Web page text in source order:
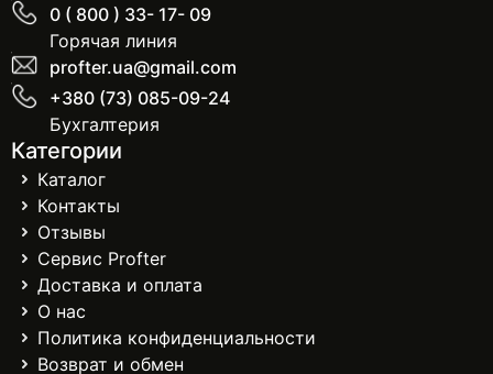
0 ( 800 ) 33- 17- 09
Горячая линия
profter.ua@gmail.com
+380 (73) 085-09-24
Бухгалтерия
Категории
Каталог
Контакты
Отзывы
Сервис Profter
Доставка и оплата
О нас
Политика конфиденциальности
Возврат и обмен